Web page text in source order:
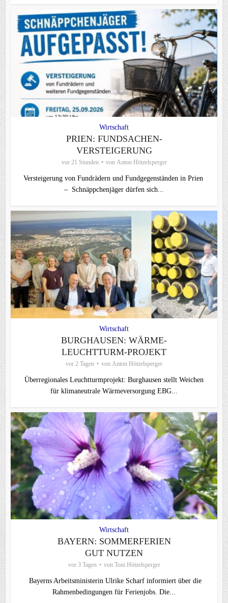
Wirtschaft
PRIEN: FUNDSACHEN-
VERSTEIGERUNG
vor 21 Stunden von Anton Hötzelsperger
Versteigerung von Fundrädern und Fundgegenständen in Prien
– Schnäppchenjäger dürfen sich...
Wirtschaft
BURGHAUSEN: WÄRME-
LEUCHTTURM-PROJEKT
vor 2 Tagen von Anton Hötzelsperger
Überregionales Leuchtturmprojekt: Burghausen stellt Weichen
für klimaneutrale Wärmeversorgung EBG...
Wirtschaft
BAYERN: SOMMERFERIEN
GUT NUTZEN
vor 3 Tagen von Toni Hötzelsperger
Bayerns Arbeitsministerin Ulrike Scharf informiert über die
Rahmenbedingungen für Ferienjobs. Die...